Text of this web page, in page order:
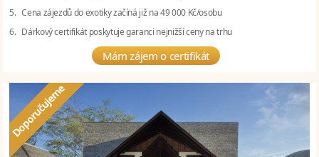
5. Cena zájezdů do exotiky začíná již na 49 000 Kč/osobu
6. Dárkový certifikát poskytuje garanci nejnižší ceny na trhu
Mám zájem o certifikát